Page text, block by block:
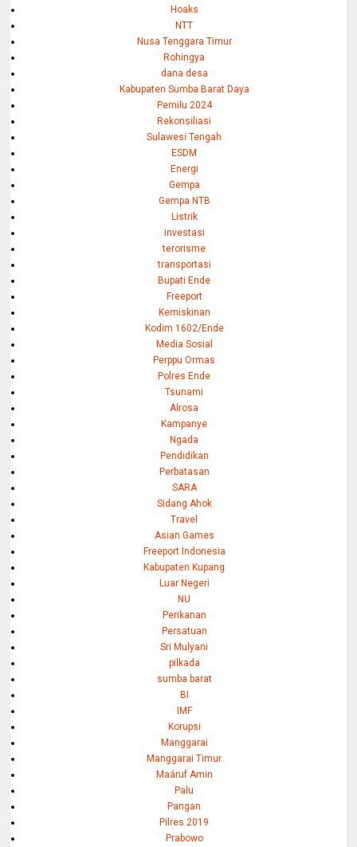
Hoaks
NTT
Nusa Tenggara Timur
Rohingya
dana desa
Kabupaten Sumba Barat Daya
Pemilu 2024
Rekonsiliasi
Sulawesi Tengah
ESDM
Energi
Gempa
Gempa NTB
Listrik
investasi
terorisme
transportasi
Bupati Ende
Freeport
Kemiskinan
Kodim 1602/Ende
Media Sosial
Perppu Ormas
Polres Ende
Tsunami
Alrosa
Kampanye
Ngada
Pendidikan
Perbatasan
SARA
Sidang Ahok
Travel
Asian Games
Freeport Indonesia
Kabupaten Kupang
Luar Negeri
NU
Perikanan
Persatuan
Sri Mulyani
pilkada
sumba barat
BI
IMF
Korupsi
Manggarai
Manggarai Timur
Maáruf Amin
Palu
Pangan
Pilres 2019
Prabowo